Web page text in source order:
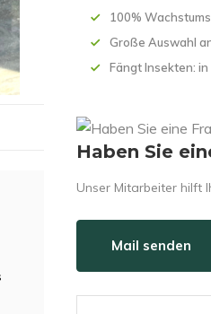
100%
Große Auswahl
Fängt Insekten:
Haben Sie
Unser Mitarbeiter hilft
Mail senden